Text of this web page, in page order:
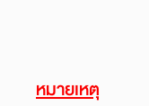
หมายเหตุ